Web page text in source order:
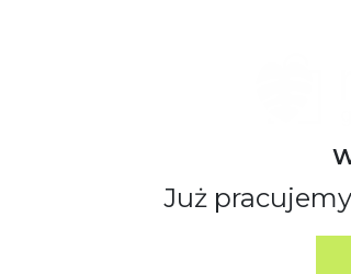
Już